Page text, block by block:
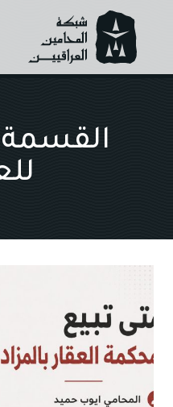
content
القسمة